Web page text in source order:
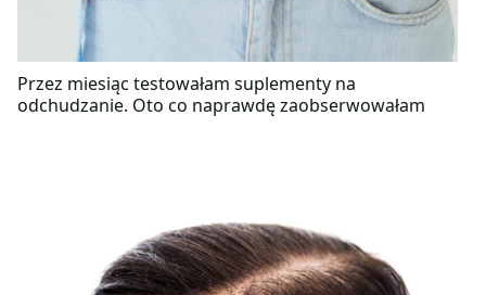
Przez miesiąc testowałam suplementy na
odchudzanie. Oto co naprawdę zaobserwowałam